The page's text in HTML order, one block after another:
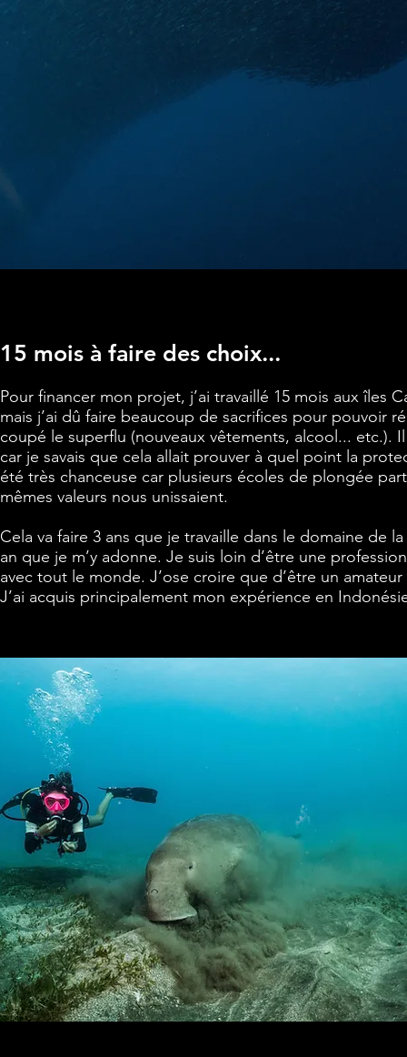
15 mois à faire des choix...
Pour financer mon projet, j’ai travaillé 15 mois aux îles
mais j’ai dû faire beaucoup de sacrifices pour pouvoir
coupé le superflu (nouveaux vêtements, alcool...
car je savais que cela allait prouver à quel point la
été très chanceuse car plusieurs écoles de plongée
mêmes valeurs nous unissaient.
Cela va faire 3 ans que je travaille dans le domaine de
an que je m’y adonne. Je suis loin d’être une
avec tout le monde. J’ose croire que d’être un
J’ai acquis principalement mon expérience en